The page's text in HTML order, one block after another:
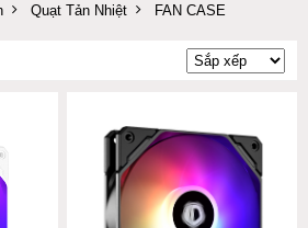
Quạt Tản Nhiệt FAN CASE